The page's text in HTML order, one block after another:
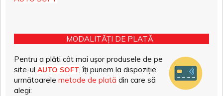
MODALITĂȚI DE PLATĂ
Pentru a plăti cât mai ușor produsele de pe
site-ul AUTO SOFT, îți punem la dispoziție
următoarele metode de plată din care să
alegi: